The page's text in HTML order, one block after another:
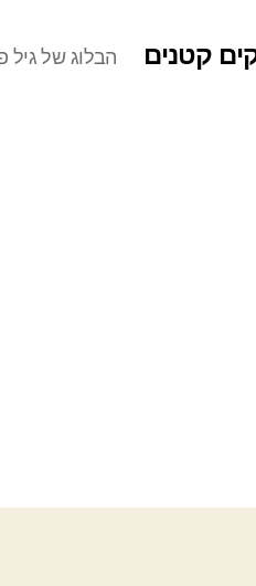
קטנים הבלוג של גיל